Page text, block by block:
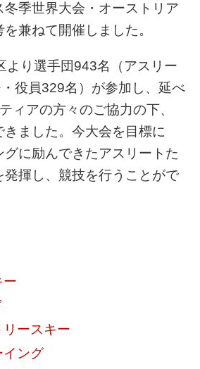
冬季世界大会・オーストリア
兼ねて開催しました。
より選手団943名（アスリー
役員329名）が参加し、延べ
ィアの方々のご協力の下、
ました。今大会を目標に
グに励んできたアスリートた
発揮し、競技を行うことがで
ー
ースキー
イング